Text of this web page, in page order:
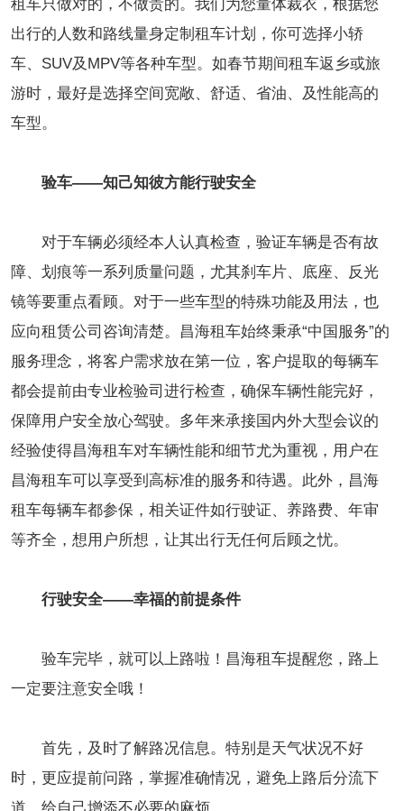
租车只做对的，不做贵的。我们为您量体裁衣，根据您
出行的人数和路线量身定制租车计划，你可选择小轿
车、SUV及MPV等各种车型。如春节期间租车返乡或旅
游时，最好是选择空间宽敞、舒适、省油、及性能高的
车型。
验车——知己知彼方能行驶安全
对于车辆必须经本人认真检查，验证车辆是否有故
障、划痕等一系列质量问题，尤其刹车片、底座、反光
镜等要重点看顾。对于一些车型的特殊功能及用法，也
应向租赁公司咨询清楚。昌海租车始终秉承“中国服务”的
服务理念，将客户需求放在第一位，客户提取的每辆车
都会提前由专业检验司进行检查，确保车辆性能完好，
保障用户安全放心驾驶。多年来承接国内外大型会议的
经验使得昌海租车对车辆性能和细节尤为重视，用户在
昌海租车可以享受到高标准的服务和待遇。此外，昌海
租车每辆车都参保，相关证件如行驶证、养路费、年审
等齐全，想用户所想，让其出行无任何后顾之忧。
行驶安全——幸福的前提条件
验车完毕，就可以上路啦！昌海租车提醒您，路上
一定要注意安全哦！
首先，及时了解路况信息。特别是天气状况不好
时，更应提前问路，掌握准确情况，避免上路后分流下